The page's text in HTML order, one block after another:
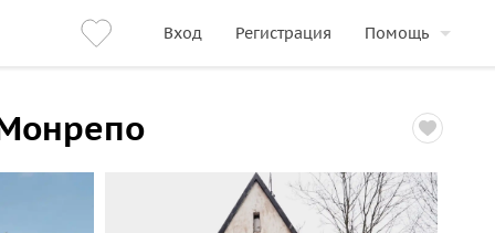
Вход Регистрация Помощь